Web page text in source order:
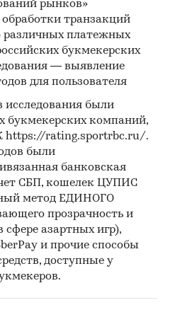
SANITARY WARE CO., LTD
российские
ООО `ДОЛОМИТ`, ООО
`ЛИ СЕРВИС`, ИП
ИП СУВОРОВ
СИСТЕМЫ`, ИП
`ИМЕКС-ДОН`, ООО
`ВЕКТОР ГРУПП`,
`УР-АЛ`, ООО
А.В., ИП МУХИНА
ПАРТНЕРСТВО`,
`СВОБОДА`
дверей в
положительный
рынков»
транзакций
различных платежных
букмекерских
— выявление
для пользователя
исследования были
букмекерских компаний,
https://rating.sportrbc.ru/.
были
банковская
СБП, кошелек ЦУПИС
метод ЕДИНОГО
прозрачность и
сфере азартных игр),
и прочие способы
доступные у